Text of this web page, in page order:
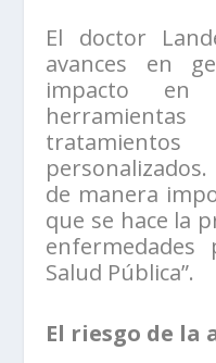
El doctor
avances en
impacto
de manera
que se hace la
Salud Pública”.
El riesgo de